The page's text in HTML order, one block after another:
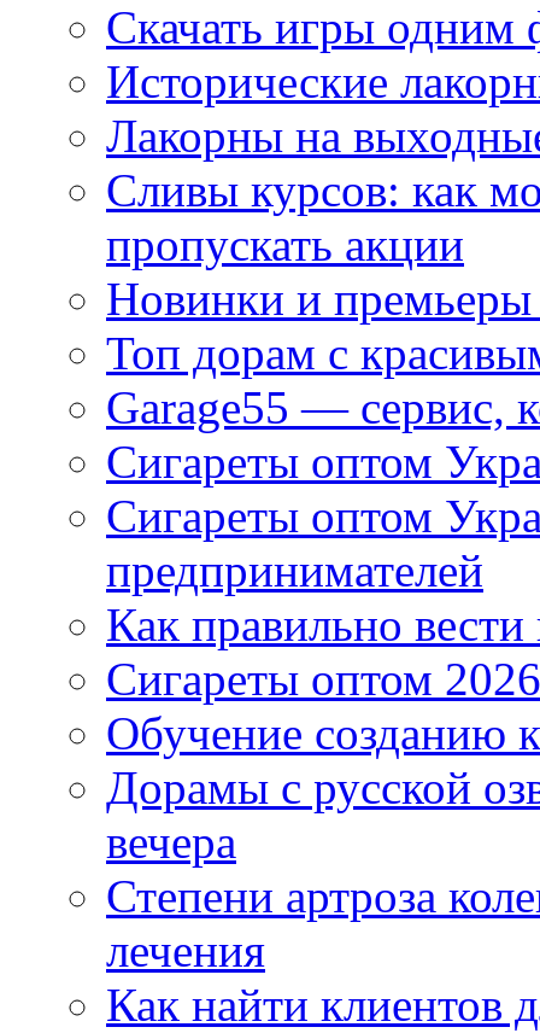
Скачать игры одним
Исторические
Лакорны на
Сливы курсов: как
пропускать акции
Новинки и
Топ дорам с
Garage55 — сервис,
Сигареты оптом
Сигареты оптом
предпринимателей
Как правильно
Сигареты оптом
Обучение созданию
Дорамы с русской
вечера
Степени артроза
лечения
Как найти клиентов